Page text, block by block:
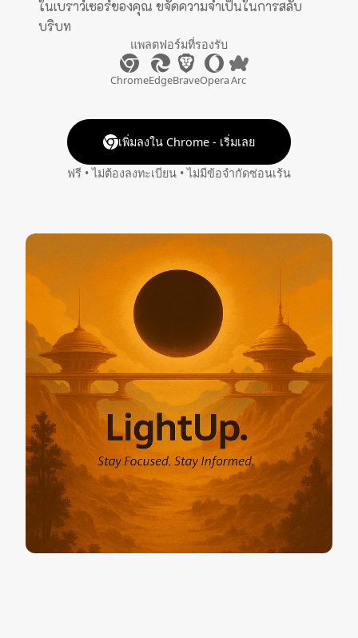
ในเบราว์เซอร์ของคุณ ขจัดความจำเป็นในการสลับ
บริบท
แพลตฟอร์มที่รองรับ
ChromeEdgeBraveOperaArc
เพิ่มลงใน Chrome - เริ่มเลย
ฟรี • ไม่ต้องลงทะเบียน • ไม่มีข้อจำกัดซ่อนเร้น